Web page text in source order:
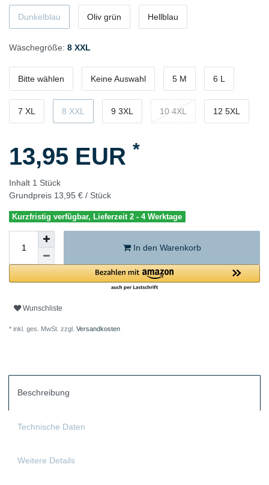
Dunkelblau Oliv grün Hellblau
Wäschegröße: 8 XXL
Bitte wählen Keine Auswahl 5 M 6 L
7 XL 8 XXL 9 3XL 10 4XL 12 5XL
13,95 EUR *
Inhalt 1 Stück
Grundpreis 13,95 € / Stück
Kurzfristig verfügbar, Lieferzeit 2 - 4 Werktage
In den Warenkorb
Wunschliste
* inkl. ges. MwSt. zzgl. Versandkosten
Beschreibung
Technische Daten
Weitere Details